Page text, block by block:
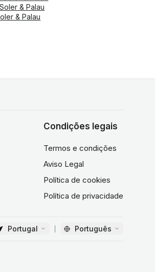
& Palau
& Palau
Condições legais
Termos e condições
Aviso Legal
Política de cookies
Política de privacidade
Portugal Português